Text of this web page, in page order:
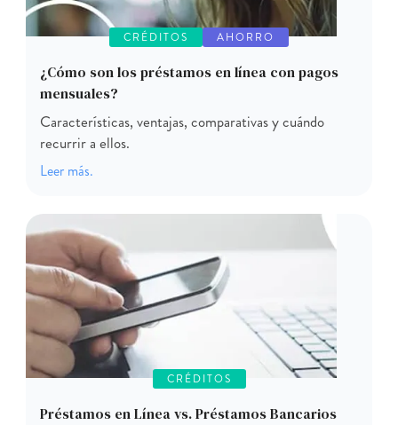
CRÉDITOS AHORRO
¿Cómo son los préstamos en línea con pagos
mensuales?
Características, ventajas, comparativas y cuándo
recurrir a ellos.
Leer más.
CRÉDITOS
Préstamos en Línea vs. Préstamos Bancarios